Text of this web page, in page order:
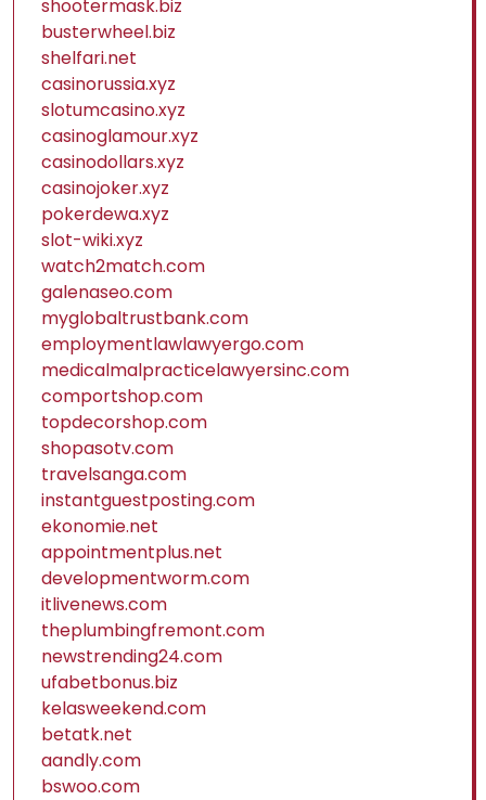
shootermask.biz
busterwheel.biz
shelfari.net
casinorussia.xyz
slotumcasino.xyz
casinoglamour.xyz
casinodollars.xyz
casinojoker.xyz
pokerdewa.xyz
slot-wiki.xyz
watch2match.com
galenaseo.com
myglobaltrustbank.com
employmentlawlawyergo.com
medicalmalpracticelawyersinc.com
comportshop.com
topdecorshop.com
shopasotv.com
travelsanga.com
instantguestposting.com
ekonomie.net
appointmentplus.net
developmentworm.com
itlivenews.com
theplumbingfremont.com
newstrending24.com
ufabetbonus.biz
kelasweekend.com
betatk.net
aandly.com
bswoo.com